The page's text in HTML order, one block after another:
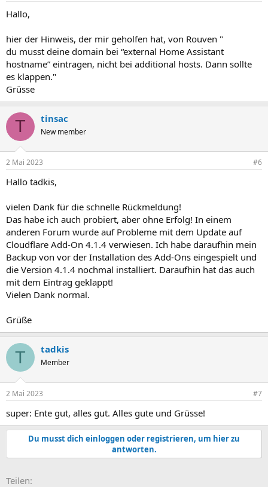
Hallo,
hier der Hinweis, der mir geholfen hat, von Rouven "
du musst deine domain bei “external Home Assistant
hostname” eintragen, nicht bei additional hosts. Dann sollte
es klappen."
Grüsse
T tinsac
New member
2 Mai 2023 #6
Hallo tadkis,
vielen Dank für die schnelle Rückmeldung!
Das habe ich auch probiert, aber ohne Erfolg! In einem
anderen Forum wurde auf Probleme mit dem Update auf
Cloudflare Add-On 4.1.4 verwiesen. Ich habe daraufhin mein
Backup von vor der Installation des Add-Ons eingespielt und
die Version 4.1.4 nochmal installiert. Daraufhin hat das auch
mit dem Eintrag geklappt!
Vielen Dank normal.
Grüße
T tadkis
Member
2 Mai 2023 #7
super: Ente gut, alles gut. Alles gute und Grüsse!
Du musst dich einloggen oder registrieren, um hier zu
antworten.
Teilen: